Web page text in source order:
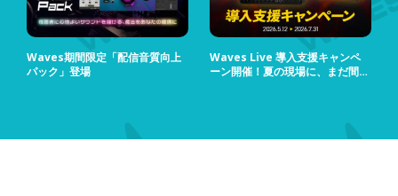
Waves期間限定「配信音質向上
パック」登場
Waves Live 導入支援キャンペ
ーン開催！夏の現場に、まだ間に